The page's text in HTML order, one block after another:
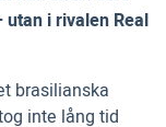
i rivalen Real
brasilianska
inte lång tid